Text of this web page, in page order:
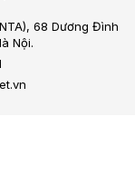
68 Dương Đình
Nội.